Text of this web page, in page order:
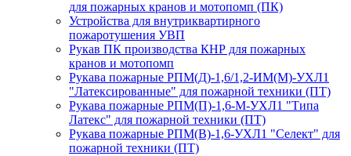
для пожарных кранов и мотопомп (ПК)
Устройства для внутриквартирного
пожаротушения УВП
Рукав ПК производства КНР для пожарных
кранов и мотопомп
Рукава пожарные РПМ(Д)-1,6/1,2-ИМ(M)-УХЛ1
"Латексированные" для пожарной техники (ПТ)
Рукава пожарные РПМ(П)-1,6-М-УХЛ1 "Типа
Латекс" для пожарной техники (ПТ)
Рукава пожарные РПМ(В)-1,6-УХЛ1 "Селект" для
пожарной техники (ПТ)